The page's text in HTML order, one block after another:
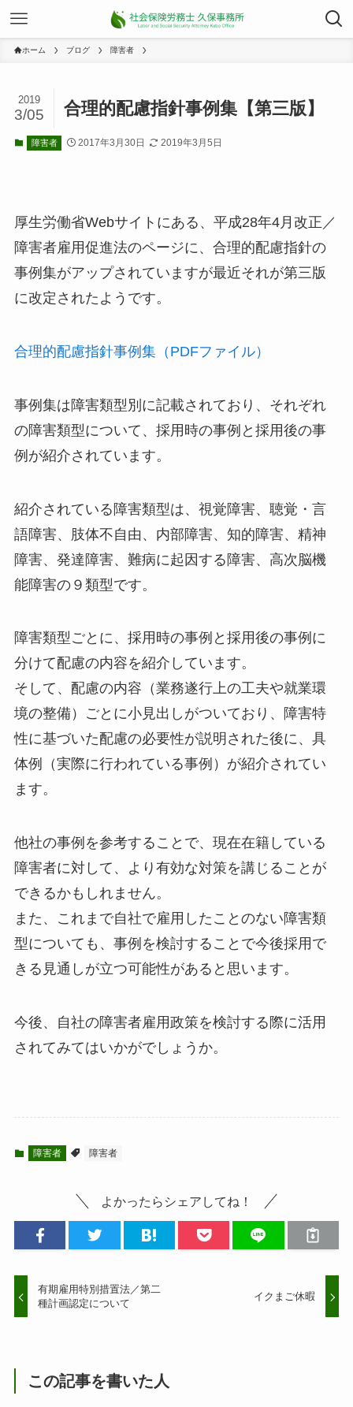
ホーム ブログ 障害者
合理的配慮指針事例集【第三版】
2019
3/05
障害者 2017年3月30日 2019年3月5日
厚生労働省Webサイトにある、平成28年4月改正／
障害者雇用促進法のページに、合理的配慮指針の
事例集がアップされていますが最近それが第三版
に改定されたようです。
合理的配慮指針事例集（PDFファイル）
事例集は障害類型別に記載されており、それぞれ
の障害類型について、採用時の事例と採用後の事
例が紹介されています。
紹介されている障害類型は、視覚障害、聴覚・言
語障害、肢体不自由、内部障害、知的障害、精神
障害、発達障害、難病に起因する障害、高次脳機
能障害の９類型です。
障害類型ごとに、採用時の事例と採用後の事例に
分けて配慮の内容を紹介しています。
そして、配慮の内容（業務遂行上の工夫や就業環
境の整備）ごとに小見出しがついており、障害特
性に基づいた配慮の必要性が説明された後に、具
体例（実際に行われている事例）が紹介されてい
ます。
他社の事例を参考することで、現在在籍している
障害者に対して、より有効な対策を講じることが
できるかもしれません。
また、これまで自社で雇用したことのない障害類
型についても、事例を検討することで今後採用で
きる見通しが立つ可能性があると思います。
今後、自社の障害者雇用政策を検討する際に活用
されてみてはいかがでしょうか。
障害者 障害者
よかったらシェアしてね！
有期雇用特別措置法／第二
種計画認定について
イクまご休暇
この記事を書いた人